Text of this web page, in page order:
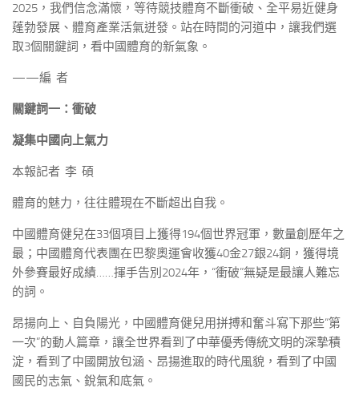
2025，我們信念滿懷，等待競技體育不斷衝破、全平易近健身
蓬勃發展、體育產業活氣迸發。站在時間的河道中，讓我們選
取3個關鍵詞，看中國體育的新氣象。
——編 者
關鍵詞一：衝破
凝集中國向上氣力
本報記者 李 碩
體育的魅力，往往體現在不斷超出自我。
中國體育健兒在33個項目上獲得194個世界冠軍，數量創歷年之
最；中國體育代表團在巴黎奧運會收獲40金27銀24銅，獲得境
外參賽最好成績……揮手告別2024年，“衝破”無疑是最讓人難忘
的詞。
昂揚向上、自負陽光，中國體育健兒用拼搏和奮斗寫下那些“第
一次”的動人篇章，讓全世界看到了中華優秀傳統文明的深摯積
淀，看到了中國開放包涵、昂揚進取的時代風貌，看到了中國
國民的志氣、銳氣和底氣。